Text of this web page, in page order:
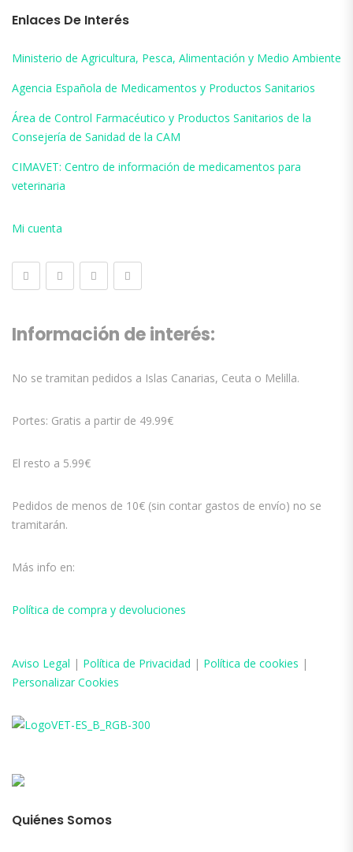
Enlaces De Interés
Ministerio de Agricultura, Pesca, Alimentación y Medio Ambiente
Agencia Española de Medicamentos y Productos Sanitarios
Área de Control Farmacéutico y Productos Sanitarios de la
Consejería de Sanidad de la CAM
CIMAVET: Centro de información de medicamentos para
veterinaria
Mi cuenta
Información de interés:
No se tramitan pedidos a Islas Canarias, Ceuta o Melilla.
Portes: Gratis a partir de 49.99€
El resto a 5.99€
Pedidos de menos de 10€ (sin contar gastos de envío) no se
tramitarán.
Más info en:
Política de compra y devoluciones
Aviso Legal | Política de Privacidad | Política de cookies |
Personalizar Cookies
Quiénes Somos